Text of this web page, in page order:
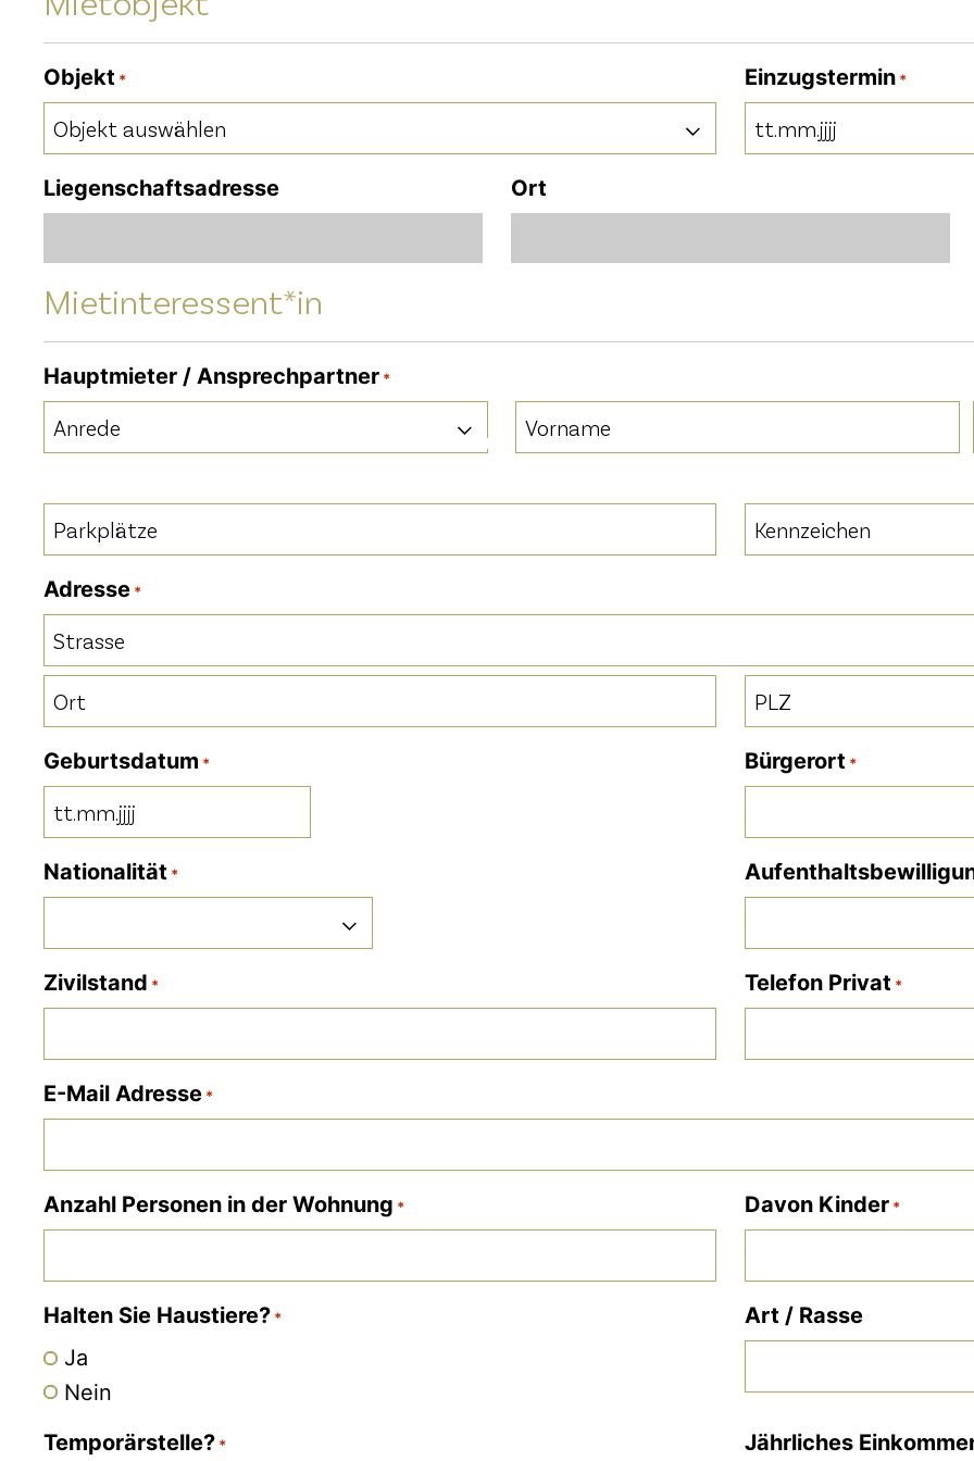
Objekt * Einzugstermin *
TT
MM
Liegenschaftsadresse Ort
Mietinteressent*in
Hauptmieter / Ansprechpartner *
Parkplätze
*
Kennzeichen
*
Adresse *
Ort PLZ
Geburtsdatum *
TT
Punkt
MM
JJJJ
Bürgerort *
Nationalität *
Nationalität
Zivilstand * Telefon Privat *
E-Mail Adresse *
Anzahl Personen in der Wohnung * Davon Kinder *
Halten Sie Haustiere? *
Ja
Nein
Art / Rasse
Temporärstelle? * Jährliches